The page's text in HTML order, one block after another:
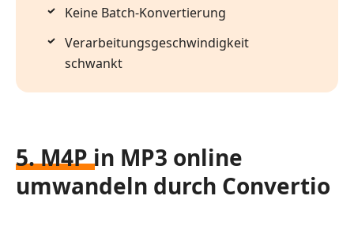
Keine Batch-Konvertierung
Verarbeitungsgeschwindigkeit
schwankt
5. M4P in MP3 online
umwandeln durch Convertio